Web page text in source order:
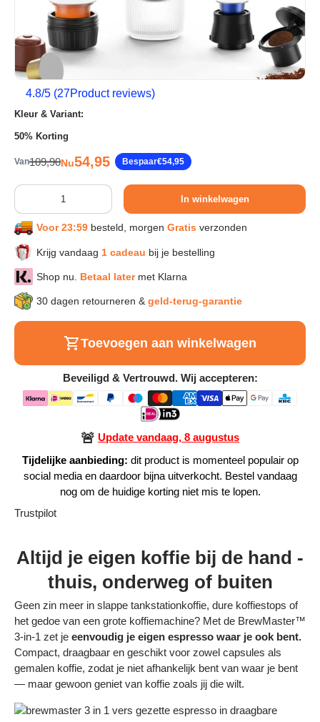
Sport & Herstel
Wonen & Interieur
Kids & Speelgoed
Huisdieren
Huishouden & Schoonmaak
Keuken & Koken
Verlichting & Sfeer
Alle Producten
Alle collecties
Volg je bestelling
Over ons
Privacy policy
Alle categorieën
Bestelling volgen
Vacatures bij Middo
Veelgestelde vragen
4.8/5 (27Product reviews)
Kleur & Variant:
50% Korting
VanReguliere prijs
109,90Verkoopprijs
Nu54,95 Bespaar€54,95
Aantal
In winkelwagen
Voor 23:59 besteld, morgen Gratis verzonden
Krijg vandaag 1 cadeau bij je bestelling
Shop nu. Betaal latermet Klarna
30 dagen retourneren & geld-terug-garantie
Toevoegen aan winkelwagen
Beveiligd & Vertrouwd. Wij accepteren:
🚨 Update vandaag, 8 augustus
Tijdelijke aanbieding: dit product is momenteel populair op
social media en daardoor bijna uitverkocht. Bestel vandaag
nog om de huidige korting niet mis te lopen.
Trustpilot
Altijd je eigen koffie bij de hand -
thuis, onderweg of buiten
Geen zin meer in slappe tankstationkoffie, dure koffiestops of
het gedoe van een grote koffiemachine? Met de BrewMaster™
3-in-1 zet je eenvoudig je eigen espresso waar je ook bent.
Compact, draagbaar en geschikt voor zowel capsules als
gemalen koffie, zodat je niet afhankelijk bent van waar je bent
— maar gewoon geniet van koffie zoals jij die wilt.